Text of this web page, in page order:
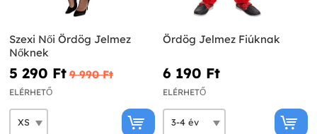
Szexi Női Ördög Jelmez
Nőknek
5 290 Ft‎ 9 990 Ft‎
ELÉRHETŐ
Ördög Jelmez Fiúknak
6 190 Ft‎
ELÉRHETŐ